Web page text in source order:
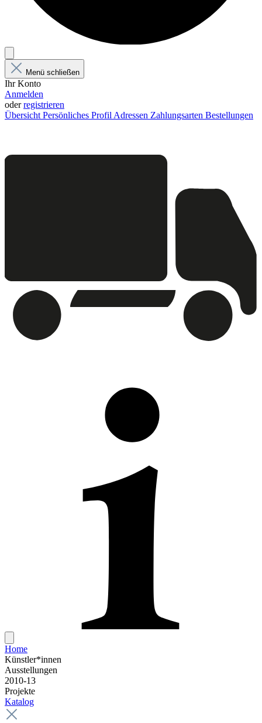
Menü schließen
Ihr Konto
Anmelden
oderregistrieren
Übersicht Persönliches Profil Adressen Zahlungsarten Bestellungen
Home
Künstler*innen
Ausstellungen
2010-13
Projekte
Katalog